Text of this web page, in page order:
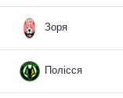
Зоря
Полісся